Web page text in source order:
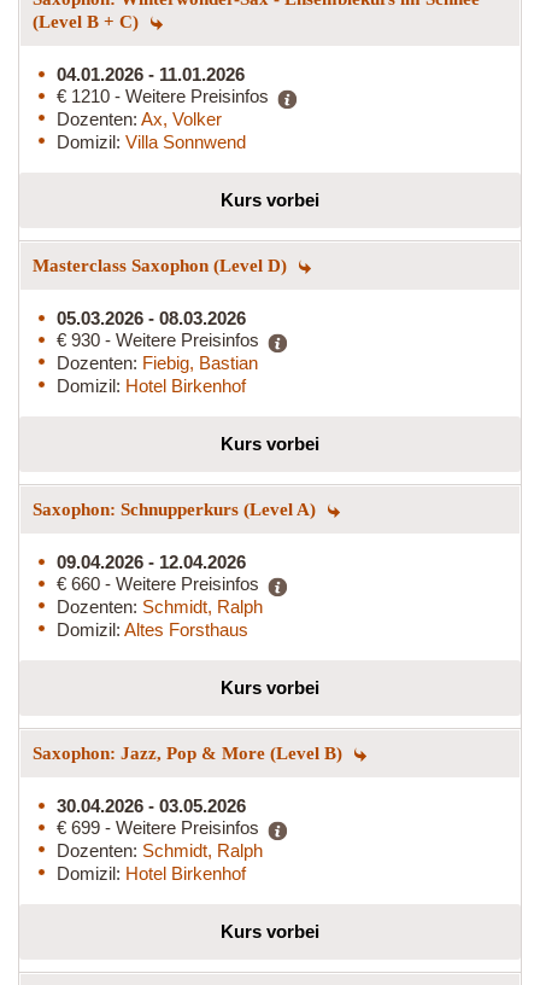
(Level B + C)
04.01.2026 - 11.01.2026
€ 1210 - Weitere Preisinfos
Dozenten: Ax, Volker
Domizil: Villa Sonnwend
Kurs vorbei
Masterclass Saxophon (Level D)
05.03.2026 - 08.03.2026
€ 930 - Weitere Preisinfos
Dozenten: Fiebig, Bastian
Domizil: Hotel Birkenhof
Kurs vorbei
Saxophon: Schnupperkurs (Level A)
09.04.2026 - 12.04.2026
€ 660 - Weitere Preisinfos
Dozenten: Schmidt, Ralph
Domizil: Altes Forsthaus
Kurs vorbei
Saxophon: Jazz, Pop & More (Level B)
30.04.2026 - 03.05.2026
€ 699 - Weitere Preisinfos
Dozenten: Schmidt, Ralph
Domizil: Hotel Birkenhof
Kurs vorbei